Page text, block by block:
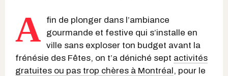
A
fin de plonger dans l’ambiance
gourmande et festive qui s’installe en
ville sans exploser ton budget avant la
frénésie des Fêtes, on t’a déniché sept activités
gratuites ou pas trop chères à Montréal, pour le